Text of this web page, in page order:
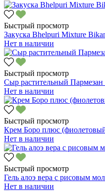
Быстрый просмотр
Закуска Bhelpuri Mixture
Нет в наличии
Быстрый просмотр
Сыр растительный Пармезан
Нет в наличии
Быстрый просмотр
Крем Боро плюс
Нет в наличии
Быстрый просмотр
Гель алоэ вера с рисовым
Нет в наличии